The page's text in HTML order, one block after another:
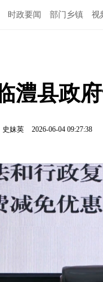
时政要闻 部门乡镇 视
澧县政
史妹英 2026-06-04 09:27:38